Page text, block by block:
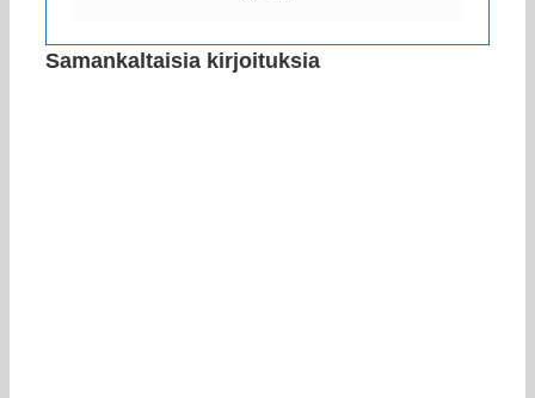
Samankaltaisia kirjoituksia